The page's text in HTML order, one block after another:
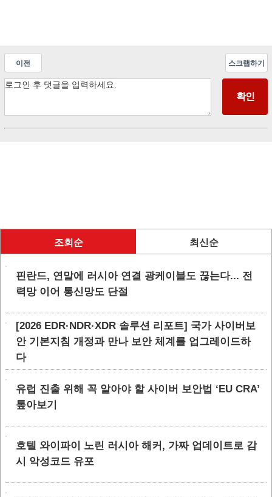
이전 스크랩하기
조회순 최신순
핀란드, 연말에 러시아 연결 광케이블도 끊는다... 전
력망 이어 통신망도 단절
[2026 EDR·NDR·XDR 솔루션 리포트] 국가 사이버보
안 기본지침 개정과 만나 보안 체계를 업그레이드하
다
유럽 진출 위해 꼭 알아야 할 사이버 보안법 ‘EU CRA’
톺아보기
호텔 와이파이 노린 러시아 해커, 가짜 업데이트로 감
시 악성코드 유포